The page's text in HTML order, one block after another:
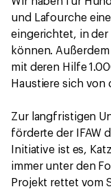
und Lafourche
eingerichtet, in
können.
mit deren Hilfe
Haustiere sich
Zur langfristigen
förderte der IFAW
Initiative ist es,
immer unter den
Projekt rettet vom